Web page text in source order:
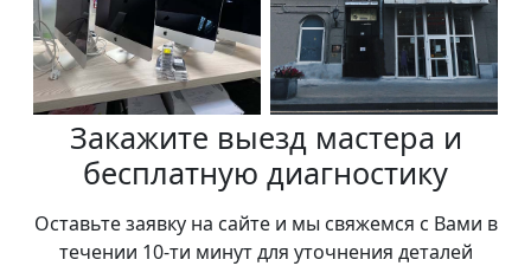
Закажите выезд мастера и
бесплатную диагностику
Оставьте заявку на сайте и мы свяжемся с Вами в
течении 10-ти минут для уточнения деталей